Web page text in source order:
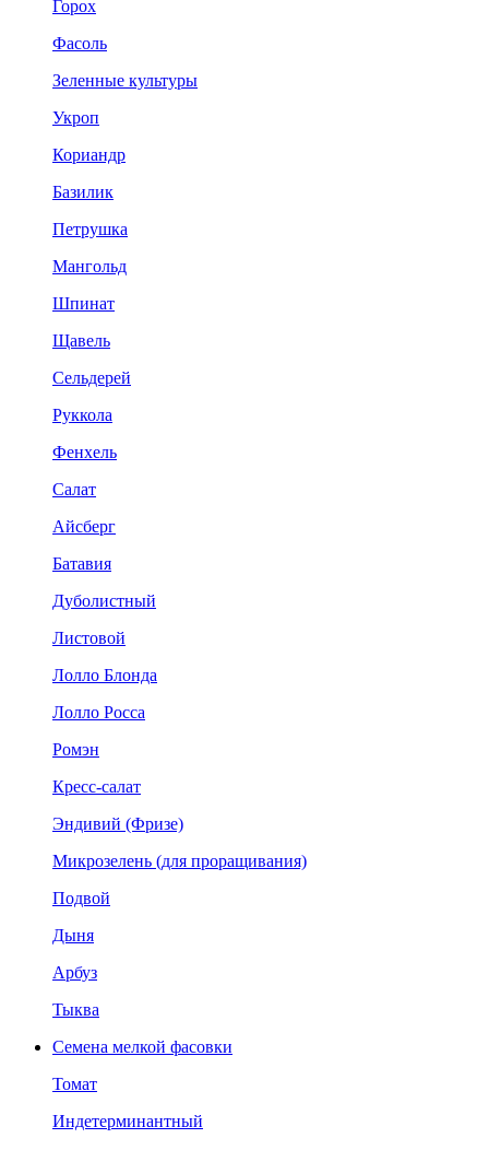
Горох
Фасоль
Зеленные культуры
Укроп
Кориандр
Базилик
Петрушка
Мангольд
Шпинат
Щавель
Сельдерей
Руккола
Фенхель
Салат
Айсберг
Батавия
Дуболистный
Листовой
Лолло Блонда
Лолло Росса
Ромэн
Кресс-салат
Эндивий (Фризе)
Микрозелень (для проращивания)
Подвой
Дыня
Арбуз
Тыква
Семена мелкой фасовки
Томат
Индетерминантный